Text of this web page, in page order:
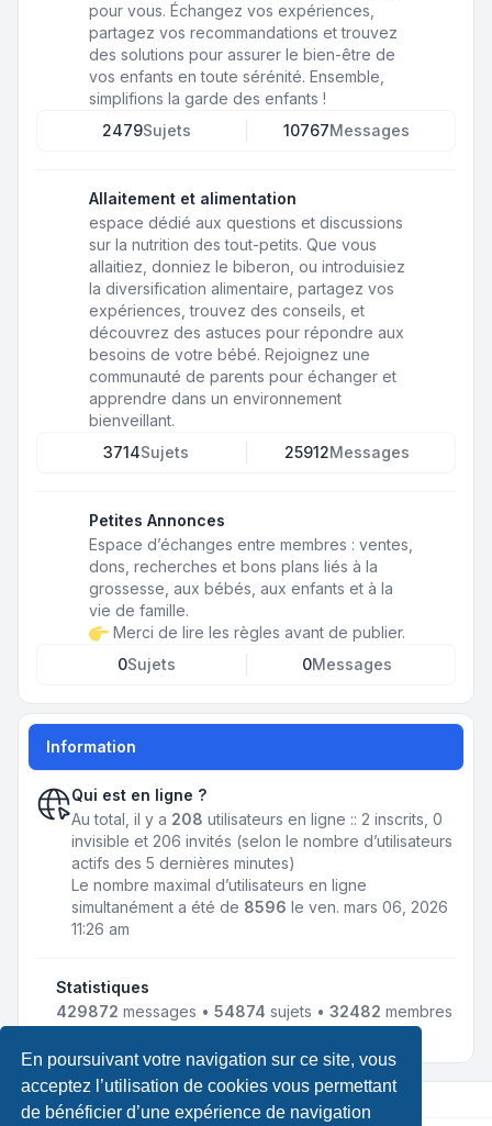
En poursuivant votre navigation sur ce site, vous
acceptez l’utilisation de cookies vous permettant
de bénéficier d’une expérience de navigation
pour vous. Échangez vos expériences,
partagez vos recommandations et trouvez
des solutions pour assurer le bien-être de
vos enfants en toute sérénité. Ensemble,
simplifions la garde des enfants !
2479Sujets 10767Messages
Allaitement et alimentation
espace dédié aux questions et discussions
sur la nutrition des tout-petits. Que vous
allaitiez, donniez le biberon, ou introduisiez
la diversification alimentaire, partagez vos
expériences, trouvez des conseils, et
découvrez des astuces pour répondre aux
besoins de votre bébé. Rejoignez une
communauté de parents pour échanger et
apprendre dans un environnement
bienveillant.
3714Sujets 25912Messages
Petites Annonces
Espace d’échanges entre membres : ventes,
dons, recherches et bons plans liés à la
grossesse, aux bébés, aux enfants et à la
vie de famille.
Merci de lire les règles avant de publier.
0Sujets 0Messages
Information
Qui est en ligne ?
Au total, il y a 208 utilisateurs en ligne :: 2 inscrits, 0
invisible et 206 invités (selon le nombre d’utilisateurs
actifs des 5 dernières minutes)
Le nombre maximal d’utilisateurs en ligne
simultanément a été de 8596 le ven. mars 06, 2026
11:26 am
Statistiques
429872 messages • 54874 sujets • 32482 membres